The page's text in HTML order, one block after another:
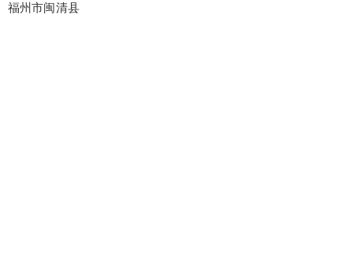
福州市闽清县